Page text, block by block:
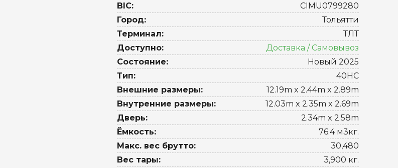
BIC:
CIMU0799280
Город:
Тольятти
Терминал:
ТЛТ
Доступно:
Доставка / Самовывоз
Состояние:
Новый 2025
Тип:
40HC
Внешние размеры:
12.19m x 2.44m x 2.89m
Внутренние размеры:
12.03m x 2.35m x 2.69m
Дверь:
2.34m x 2.58m
Ёмкость:
76.4 м3кг.
Макс. вес брутто:
30,480
Вес тары:
3,900 кг.